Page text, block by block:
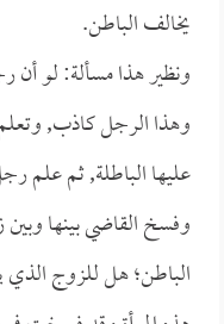
يخالف الباطن.
ونظير هذا مسألة: لو
وهذا الرجل كاذب,
عليها الباطلة, ثم علم
وفسخ القاضي بينها
الباطن؛ هل للزوج الذي